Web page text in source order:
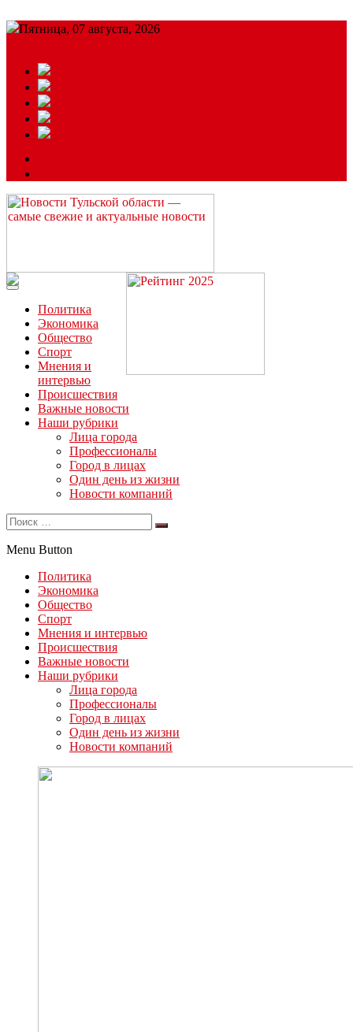
Пятница, 07 августа, 2026
Читайте последние новости дня в Тульской области на сайте
“ЗаНовомосковск”
Политика
Экономика
Общество
Спорт
Мнения и
интервью
Происшествия
Важные новости
Наши рубрики
Лица города
Профессионалы
Город в лицах
Один день из жизни
Новости компаний
Menu Button
Политика
Экономика
Общество
Спорт
Мнения и интервью
Происшествия
Важные новости
Наши рубрики
Лица города
Профессионалы
Город в лицах
Один день из жизни
Новости компаний